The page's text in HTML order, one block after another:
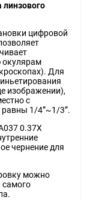
линзового
цифровой
окулярам
Для
изображении),
с
1/4”~1/3”.
0.37X
чернение для
можно
самого